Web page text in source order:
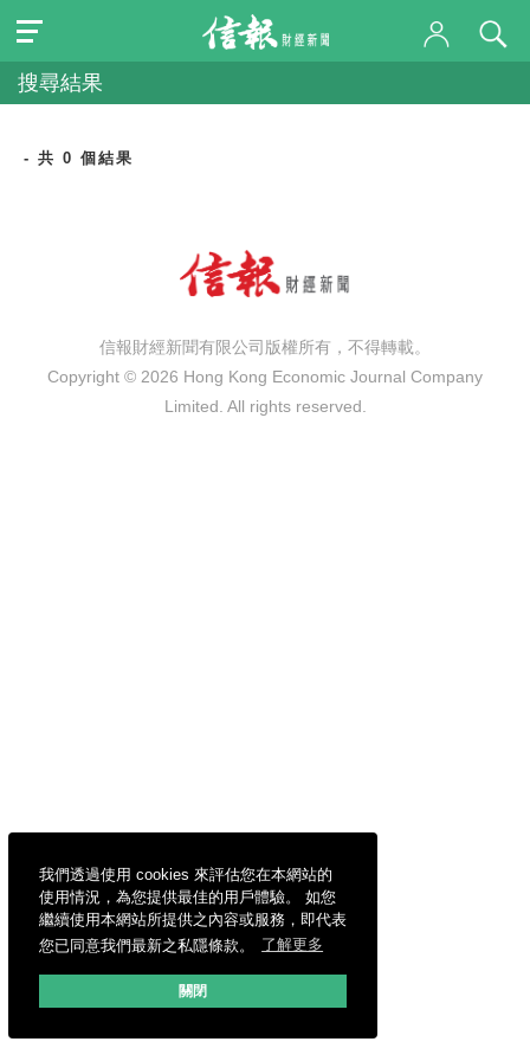
我們透過使用 cookies 來評估您在本網站的
使用情況，為您提供最佳的用戶體驗。 如您
繼續使用本網站所提供之內容或服務，即代表
您已同意我們最新之私隱條款。
了解更多
關閉
搜尋結果
- 共 0 個結果
信報財經新聞有限公司版權所有，不得轉載。
Copyright © 2026 Hong Kong Economic Journal Company
Limited. All rights reserved.